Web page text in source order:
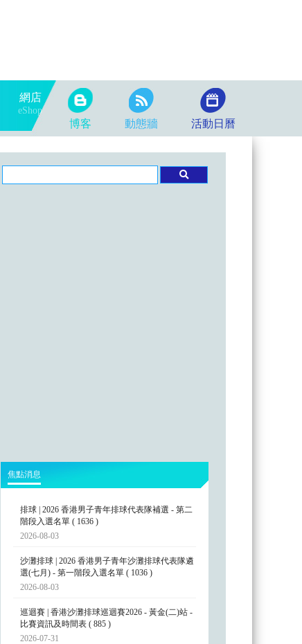
網店
eShop
博客 動態牆 活動日曆
焦點消息
排球 | 2026 香港男子青年排球代表隊補選 - 第二
階段入選名單 ( 1636 )
2026-08-03
沙灘排球 | 2026 香港男子青年沙灘排球代表隊遴
選(七月) - 第一階段入選名單 ( 1036 )
2026-08-03
巡迴賽 | 香港沙灘排球巡迴賽2026 - 黃金(二)站 -
比賽資訊及時間表 ( 885 )
2026-07-31